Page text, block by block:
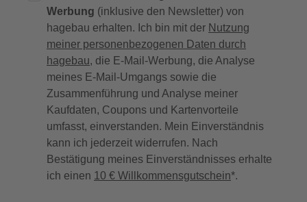
Werbung (inklusive den Newsletter) von
hagebau erhalten. Ich bin mit der Nutzung
meiner personenbezogenen Daten durch
hagebau, die E-Mail-Werbung, die Analyse
meines E-Mail-Umgangs sowie die
Zusammenführung und Analyse meiner
Kaufdaten, Coupons und Kartenvorteile
umfasst, einverstanden. Mein Einverständnis
kann ich jederzeit widerrufen. Nach
Bestätigung meines Einverständnisses erhalte
ich einen 10 € Willkommensgutschein*.